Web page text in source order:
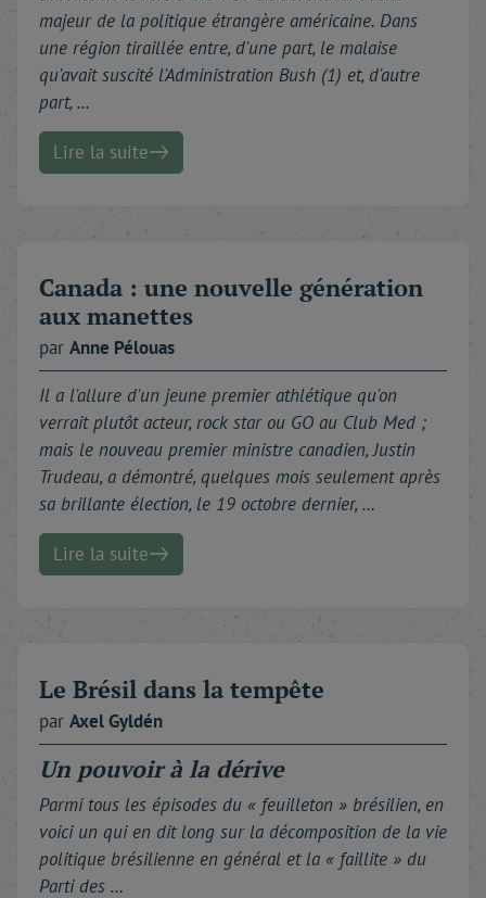
majeur de la politique étrangère américaine. Dans
une région tiraillée entre, d'une part, le malaise
qu'avait suscité l'Administration Bush (1) et, d'autre
part, …
Lire la suite
Canada : une nouvelle génération
aux manettes
par Anne Pélouas
Il a l'allure d'un jeune premier athlétique qu'on
verrait plutôt acteur, rock star ou GO au Club Med ;
mais le nouveau premier ministre canadien, Justin
Trudeau, a démontré, quelques mois seulement après
sa brillante élection, le 19 octobre dernier, …
Lire la suite
Le Brésil dans la tempête
par AxelGyldén
Un pouvoir à la dérive
Parmi tous les épisodes du « feuilleton » brésilien, en
voici un qui en dit long sur la décomposition de la vie
politique brésilienne en général et la « faillite » du
Parti des …